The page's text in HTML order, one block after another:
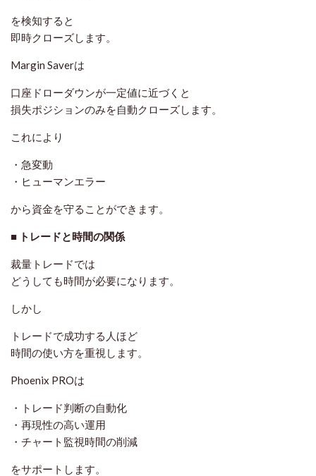
を検知すると
即時クローズします。
Margin Saverは
口座ドローダウンが一定値に近づくと
損失ポジションのみを自動クローズします。
これにより
・急変動
・ヒューマンエラー
から資金を守ることができます。
■ トレードと時間の関係
裁量トレードでは
どうしても時間が必要になります。
しかし
トレードで成功する人ほど
時間の使い方を重視します。
Phoenix PROは
・トレード判断の自動化
・再現性の高い運用
・チャート監視時間の削減
をサポートします。